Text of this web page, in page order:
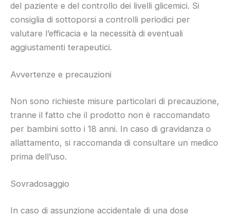
del paziente e del controllo dei livelli glicemici. Si
consiglia di sottoporsi a controlli periodici per
valutare l’efficacia e la necessità di eventuali
aggiustamenti terapeutici.
Avvertenze e precauzioni
Non sono richieste misure particolari di precauzione,
tranne il fatto che il prodotto non è raccomandato
per bambini sotto i 18 anni. In caso di gravidanza o
allattamento, si raccomanda di consultare un medico
prima dell’uso.
Sovradosaggio
In caso di assunzione accidentale di una dose